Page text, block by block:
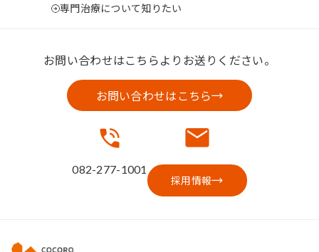
専門治療について知りたい
お問い合わせはこちらよりお送りください。
お問い合わせはこちら
082-277-1001
採用情報